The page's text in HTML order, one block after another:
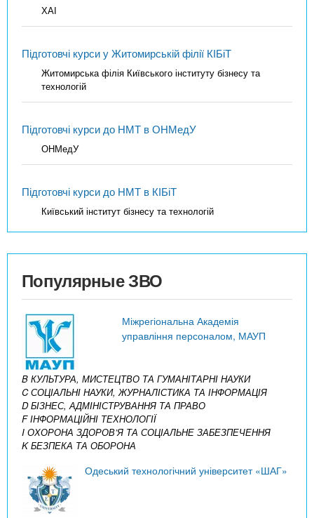
ХАІ
Підготовчі курси у Житомирській філії КІБіТ
Житомирська філія Київського інституту бізнесу та
технологій
Підготовчі курси до НМТ в ОНМедУ
ОНМедУ
Підготовчі курси до НМТ в КІБіТ
Київський інститут бізнесу та технологій
Популярные ЗВО
Міжрегіональна Академія
управління персоналом, МАУП
B КУЛЬТУРА, МИСТЕЦТВО ТА ГУМАНІТАРНІ НАУКИ
C СОЦІАЛЬНІ НАУКИ, ЖУРНАЛІСТИКА ТА ІНФОРМАЦІЯ
D БІЗНЕС, АДМІНІСТРУВАННЯ ТА ПРАВО
F ІНФОРМАЦІЙНІ ТЕХНОЛОГІЇ
I ОХОРОНА ЗДОРОВ’Я ТА СОЦІАЛЬНЕ ЗАБЕЗПЕЧЕННЯ
K БЕЗПЕКА ТА ОБОРОНА
Одеський технологічний університет «ШАГ»